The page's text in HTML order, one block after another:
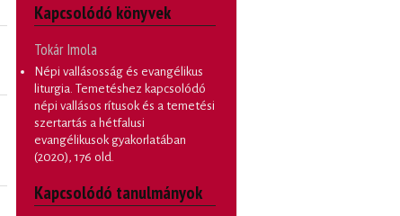
Kapcsolódó könyvek
Tokár Imola
Népi vallásosság és evangélikus
liturgia. Temetéshez kapcsolódó
népi vallásos rítusok és a temetési
szertartás a hétfalusi
evangélikusok gyakorlatában
(2020), 176 old.
Kapcsolódó tanulmányok